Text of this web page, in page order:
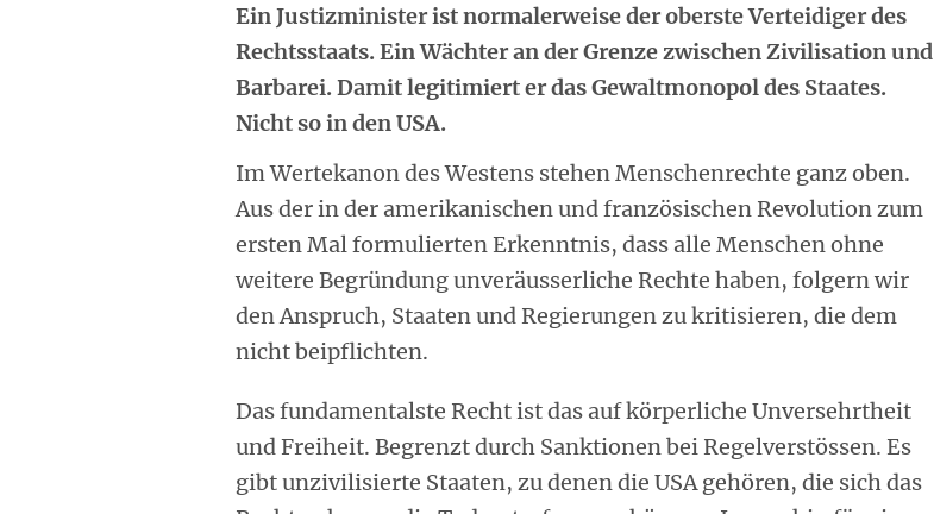
Ein Justizminister ist normalerweise der oberste Verteidiger des
Rechtsstaats. Ein Wächter an der Grenze zwischen Zivilisation und
Barbarei. Damit legitimiert er das Gewaltmonopol des Staates.
Nicht so in den USA.
Im Wertekanon des Westens stehen Menschenrechte ganz oben.
Aus der in der amerikanischen und französischen Revolution zum
ersten Mal formulierten Erkenntnis, dass alle Menschen ohne
weitere Begründung unveräusserliche Rechte haben, folgern wir
den Anspruch, Staaten und Regierungen zu kritisieren, die dem
nicht beipflichten.
Das fundamentalste Recht ist das auf körperliche Unversehrtheit
und Freiheit. Begrenzt durch Sanktionen bei Regelverstössen. Es
gibt unzivilisierte Staaten, zu denen die USA gehören, die sich das